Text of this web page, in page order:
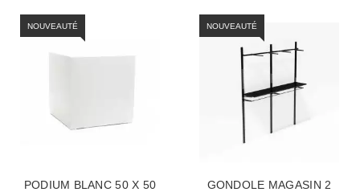
NOUVEAUTÉ
PODIUM BLANC 50 X 50
NOUVEAUTÉ
GONDOLE MAGASIN 2